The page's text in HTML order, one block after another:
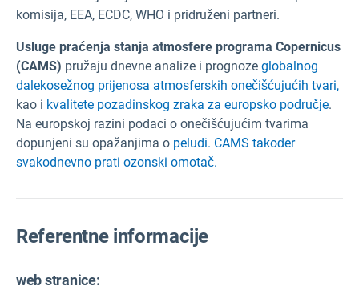
komisija, EEA, ECDC, WHO i pridruženi partneri.
Usluge praćenja stanja atmosfere programa Copernicus
(CAMS) pružaju dnevne analize i prognoze globalnog
dalekosežnog prijenosa atmosferskih onečišćujućih tvari,
kao i kvalitete pozadinskog zraka za europsko područje.
Na europskoj razini podaci o onečišćujućim tvarima
dopunjeni su opažanjima o peludi. CAMS također
svakodnevno prati ozonski omotač.
Referentne informacije
web stranice: